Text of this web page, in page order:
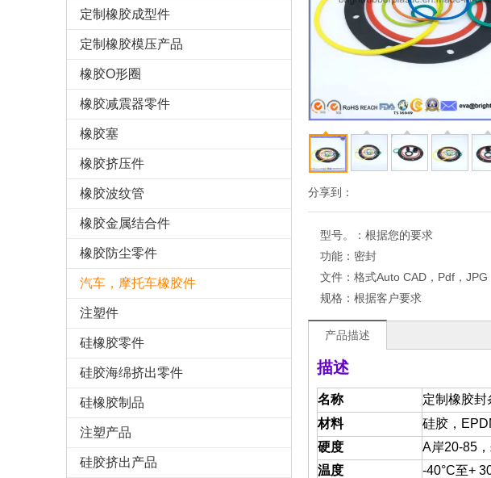
定制橡胶成型件
定制橡胶模压产品
橡胶O形圈
橡胶减震器零件
橡胶塞
橡胶挤压件
橡胶波纹管
橡胶金属结合件
橡胶防尘零件
汽车，摩托车橡胶件
注塑件
硅橡胶零件
硅胶海绵挤出零件
硅橡胶制品
注塑产品
硅胶挤出产品
分享到：
型号。： 根据您的要求
功能： 密封
文件： 格式Auto CAD，Pdf，JPG
规格： 根据客户要求
产品描述
描述
名称
定制橡胶封
材料
硅胶，
硬度
A岸20-85，
温度
-40°C至+